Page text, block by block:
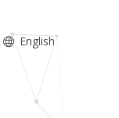
English